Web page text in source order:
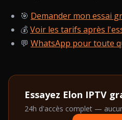
🎯 Demander mon essai
💰Voir les tarifs après
💬 WhatsApp pour toute
Essayez Elon IPTV
24h d'accès complet —